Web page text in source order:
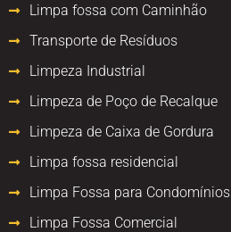
Limpa fossa com Caminhão
Transporte de Resíduos
Limpeza Industrial
Limpeza de Poço de Recalque
Limpeza de Caixa de Gordura
Limpa fossa residencial
Limpa Fossa para Condomínios
Limpa Fossa Comercial